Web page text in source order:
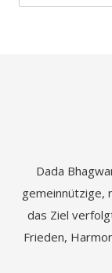
Dada
gemeinnützige,
das Ziel
Frieden,